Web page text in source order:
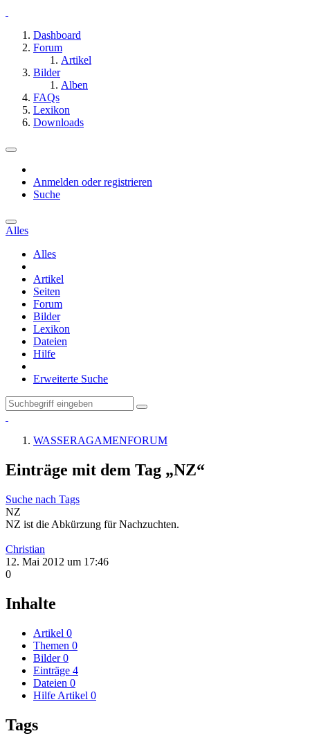
Dashboard
Forum
Artikel
Bilder
Alben
FAQs
Lexikon
Downloads
Anmelden oder registrieren
Suche
Alles
Alles
Artikel
Seiten
Forum
Bilder
Lexikon
Dateien
Hilfe
Erweiterte Suche
WASSERAGAMENFORUM
Einträge mit dem Tag „NZ“
Suche nach Tags
NZ
NZ ist die Abkürzung für Nachzuchten.
Christian
12. Mai 2012 um 17:46
0
Inhalte
Artikel 0
Themen 0
Bilder 0
Einträge 4
Dateien 0
Hilfe Artikel 0
Tags